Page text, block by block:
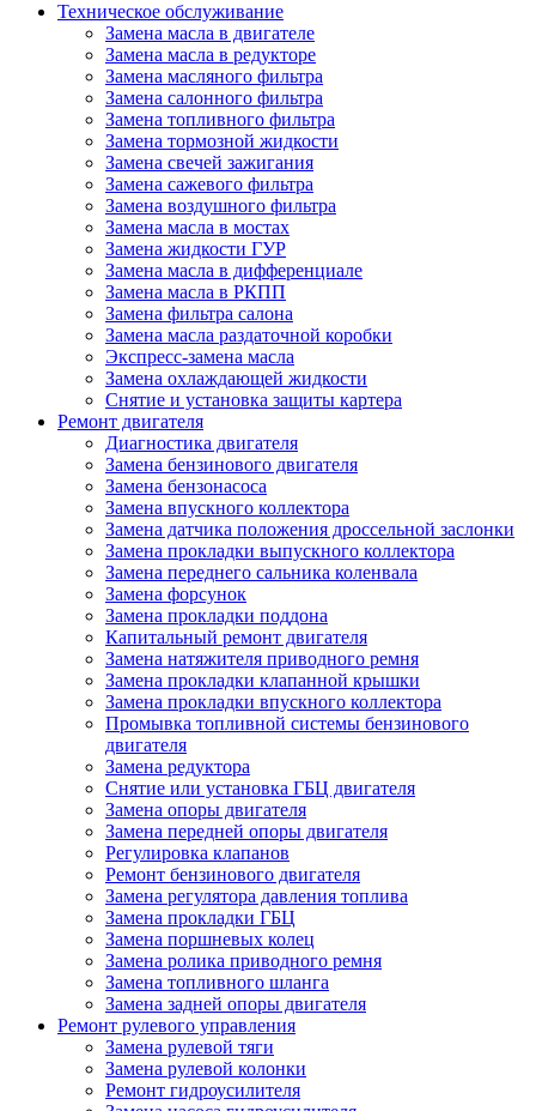
Техническое обслуживание
Замена масла в двигателе
Замена масла в редукторе
Замена масляного фильтра
Замена салонного фильтра
Замена топливного фильтра
Замена тормозной жидкости
Замена свечей зажигания
Замена сажевого фильтра
Замена воздушного фильтра
Замена масла в мостах
Замена жидкости ГУР
Замена масла в дифференциале
Замена масла в РКПП
Замена фильтра салона
Замена масла раздаточной коробки
Экспресс-замена масла
Замена охлаждающей жидкости
Снятие и установка защиты картера
Ремонт двигателя
Диагностика двигателя
Замена бензинового двигателя
Замена бензонасоса
Замена впускного коллектора
Замена датчика положения дроссельной заслонки
Замена прокладки выпускного коллектора
Замена переднего сальника коленвала
Замена форсунок
Замена прокладки поддона
Капитальный ремонт двигателя
Замена натяжителя приводного ремня
Замена прокладки клапанной крышки
Замена прокладки впускного коллектора
Промывка топливной системы бензинового
двигателя
Замена редуктора
Снятие или установка ГБЦ двигателя
Замена опоры двигателя
Замена передней опоры двигателя
Регулировка клапанов
Ремонт бензинового двигателя
Замена регулятора давления топлива
Замена прокладки ГБЦ
Замена поршневых колец
Замена ролика приводного ремня
Замена топливного шланга
Замена задней опоры двигателя
Ремонт рулевого управления
Замена рулевой тяги
Замена рулевой колонки
Ремонт гидроусилителя